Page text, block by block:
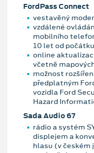
FordPass Connect
vestavěný
vzdálené
mobilního
10 let od
online
včetně
možnost
předplatným
vozidla Ford
Hazard
Sada Audio 67
rádio a systém
displejem a
hlasu (v českém